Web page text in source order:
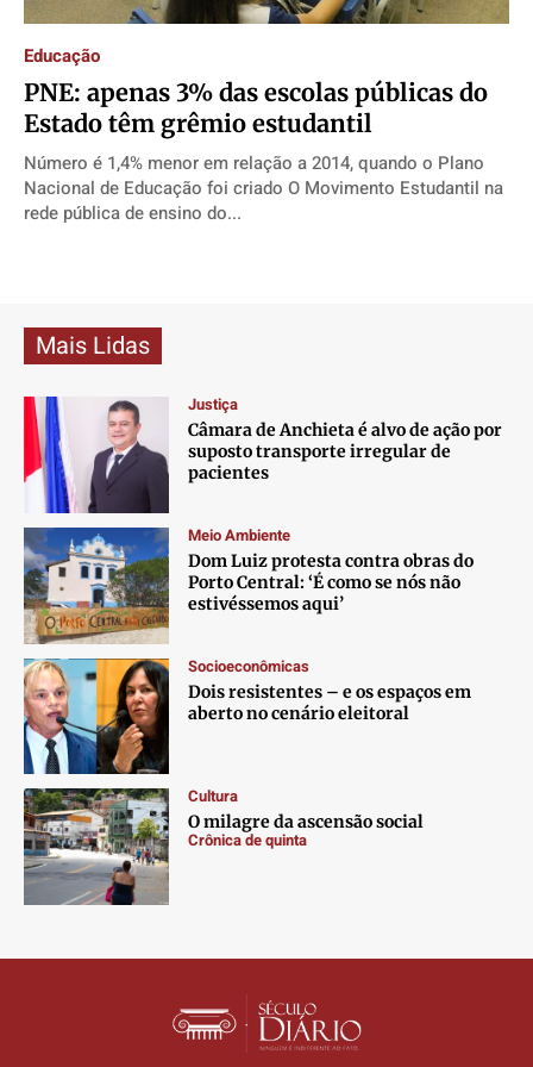
Economia
Cultura
Colunas
Caetano Roque
Gustavo Bastos
Publicidade Legal
Quem Somos
Expediente
Contato
Anuncie
Termos de Uso
Privacidade
Economia
Cultura
Colunas
Caetano Roque
Gustavo Bastos
Publicidade Legal
Quem Somos
Expediente
Contato
Anuncie
Termos de Uso
Privacidade
Economia
Cultura
Colunas
Caetano Roque
Gustavo Bastos
Publicidade Legal
Quem Somos
Expediente
Contato
Anuncie
Termos de Uso
Privacidade
Economia
Cultura
Colunas
Caetano Roque
Gustavo Bastos
Publicidade Legal
Quem Somos
Expediente
Contato
Anuncie
Termos de Uso
Privacidade
Educação
PNE: apenas 3% das escolas públicas do
Estado têm grêmio estudantil
Número é 1,4% menor em relação a 2014, quando o Plano
Nacional de Educação foi criado O Movimento Estudantil na
rede pública de ensino do...
Mais Lidas
Justiça
Câmara de Anchieta é alvo de ação por
suposto transporte irregular de
pacientes
Meio Ambiente
Dom Luiz protesta contra obras do
Porto Central: ‘É como se nós não
estivéssemos aqui’
Socioeconômicas
Dois resistentes – e os espaços em
aberto no cenário eleitoral
Cultura
O milagre da ascensão social
Crônica de quinta